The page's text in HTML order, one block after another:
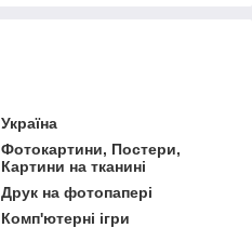
Україна
Фотокартини, Постери,
Картини на тканині
Друк на фотопапері
Комп'ютерні ігри